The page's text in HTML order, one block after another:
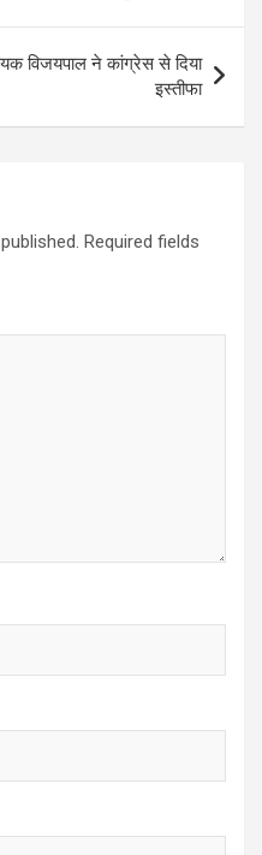
विजयपाल ने कांग्रेस से दिया
इस्तीफा
Required fields